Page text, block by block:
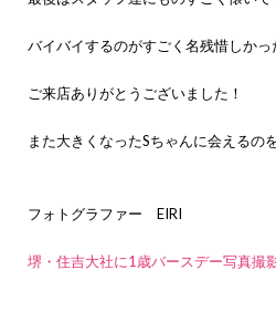
バイバイするのがすごく名残惜しかっ
ご来店ありがとうございました！
また大きくなったSちゃんに会える
フォトグラファー EIRI
堺・住吉大社に1歳バースデー写真撮